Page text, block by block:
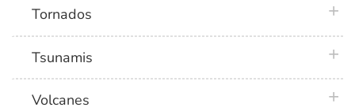
Tornados
Tsunamis
Volcanes